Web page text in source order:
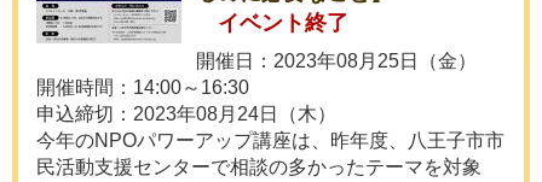
イベント終了
開催日：2023年08月25日（金）
開催時間：14:00～16:30
申込締切：2023年08月24日（木）
今年のNPOパワーアップ講座は、昨年度、八王子市市
民活動支援センターで相談の多かったテーマを対象